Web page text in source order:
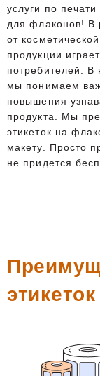
услуги по
для флаконов! В
от
продукции
потребителей. В
мы понимаем
повышения
продукта. Мы
этикеток на
макету. Просто
не придется